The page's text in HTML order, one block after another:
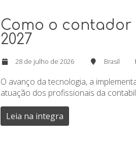
Como o
2027
28 de julho de 2026 Brasil
O avanço da tecnologia, a
atuação dos profissionais da
Leia na integra